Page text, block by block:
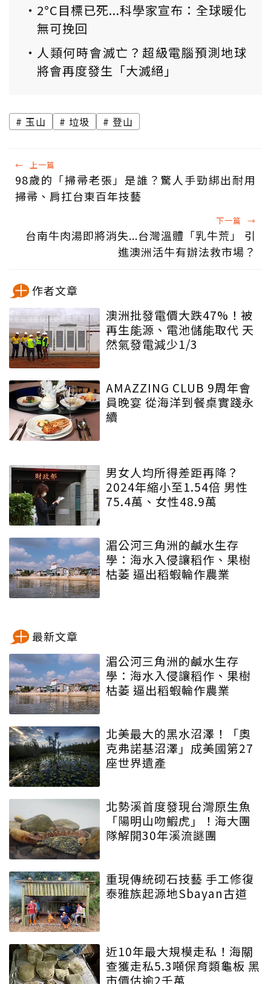
2°C目標已死...科學家宣布：全球暖化
無可挽回
人類何時會滅亡？超級電腦預測地球
將會再度發生「大滅絕」
玉山 垃圾 登山
← 上一篇
98歲的「掃帚老張」是誰？驚人手勁綁出耐用
掃帚、肩扛台東百年技藝
下一篇 →
台南牛肉湯即將消失...台灣溫體「乳牛荒」 引
進澳洲活牛有辦法救市場？
作者文章
澳洲批發電價大跌47%！被
再生能源、電池儲能取代 天
然氣發電減少1/3
AMAZZING CLUB 9周年會
員晚宴 從海洋到餐桌實踐永
續
男女人均所得差距再降？
2024年縮小至1.54倍 男性
75.4萬、女性48.9萬
湄公河三角洲的鹹水生存
學：海水入侵讓稻作、果樹
枯萎 逼出稻蝦輪作農業
最新文章
湄公河三角洲的鹹水生存
學：海水入侵讓稻作、果樹
枯萎 逼出稻蝦輪作農業
北美最大的黑水沼澤！「奧
克弗諾基沼澤」成美國第27
座世界遺產
北勢溪首度發現台灣原生魚
「陽明山吻鰕虎」！海大團
隊解開30年溪流謎團
重現傳統砌石技藝 手工修復
泰雅族起源地Sbayan古道
近10年最大規模走私！海關
查獲走私5.3噸保育類龜板 黑
市價估逾2千萬